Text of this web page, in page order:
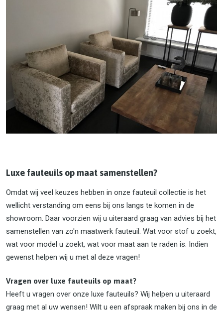
Luxe fauteuils op maat samenstellen?
Omdat wij veel keuzes hebben in onze fauteuil collectie is het
wellicht verstanding om eens bij ons langs te komen in de
showroom. Daar voorzien wij u uiteraard graag van advies bij het
samenstellen van zo'n maatwerk fauteuil. Wat voor stof u zoekt,
wat voor model u zoekt, wat voor maat aan te raden is. Indien
gewenst helpen wij u met al deze vragen!
Vragen over luxe fauteuils op maat?
Heeft u vragen over onze luxe fauteuils? Wij helpen u uiteraard
graag met al uw wensen! Wilt u een afspraak maken bij ons in de